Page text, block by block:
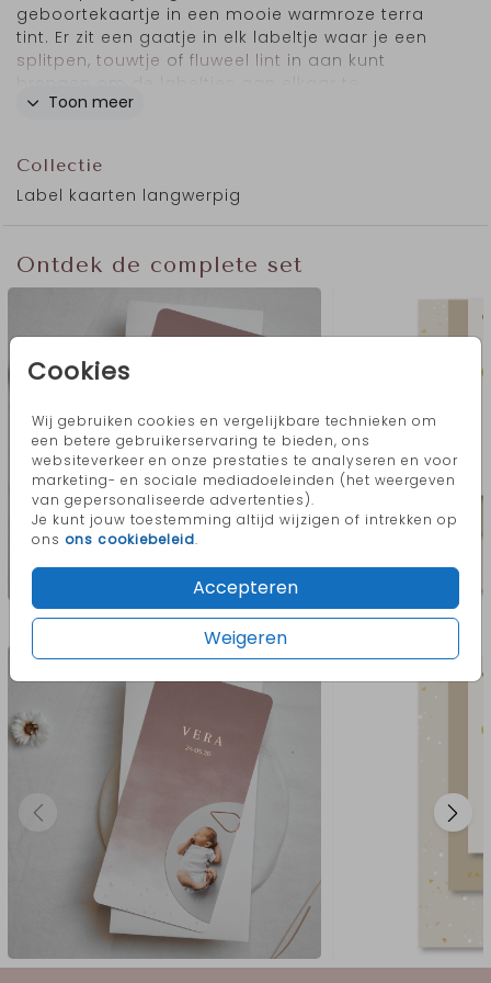
Cookies
Wij gebruiken cookies en vergelijkbare technieken om
een betere gebruikerservaring te bieden, ons
websiteverkeer en onze prestaties te analyseren en voor
marketing- en sociale mediadoeleinden (het weergeven
van gepersonaliseerde advertenties).
Je kunt jouw toestemming altijd wijzigen of intrekken op
ons ons cookiebeleid.
Accepteren
Weigeren
geboortekaartje in een mooie warmroze terra
tint. Er zit een gaatje in elk labeltje waar je een
splitpen, touwtje of fluweel lint in aan kunt
bevestigen. Je kunt de achtergrond, kleur en
voorbeeldnaam Marley is toegepast met
goudfolie, maar dit kun je ook aanpassen. Het
Toon meer
Collectie
Label kaarten langwerpig
Ontdek de complete set
Meer in deze stijl